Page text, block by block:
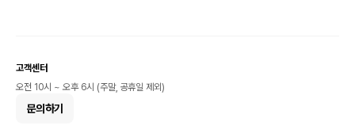
고객센터
오전 10시 ~ 오후 6시 (주말, 공휴일 제외)
문의하기